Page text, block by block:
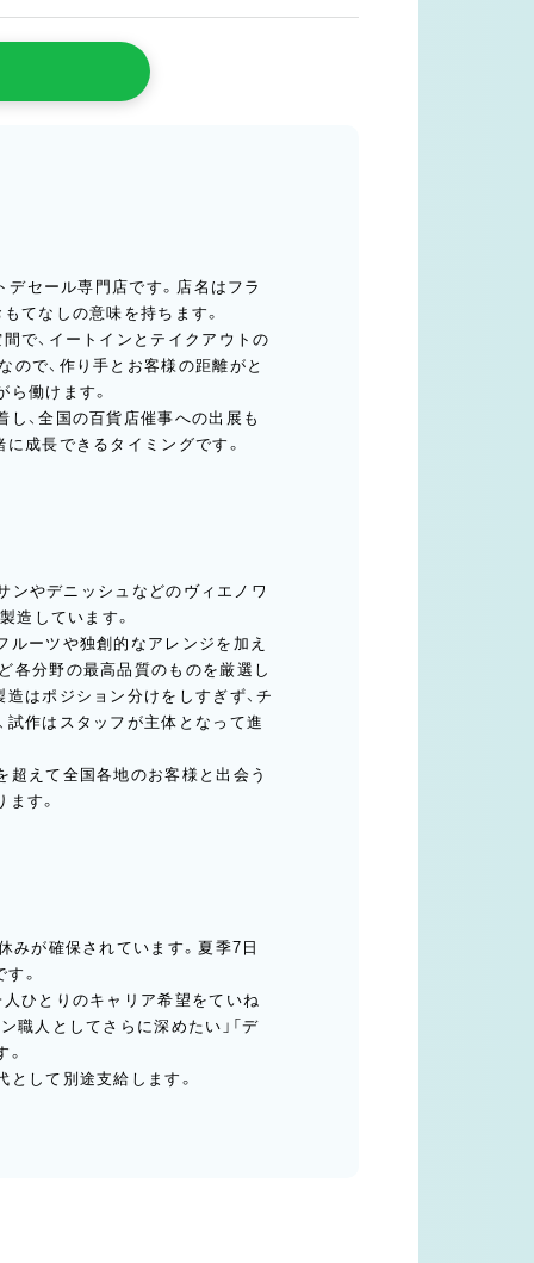
セール専門店です。店名はフラ
てなしの意味を持ちます。
で、イートインとテイクアウトの
で、作り手とお客様の距離がと
働けます。
、全国の百貨店催事への出展も
成長できるタイミングです。
ンやデニッシュなどのヴィエノワ
造しています。
ルーツや独創的なアレンジを加え
各分野の最高品質のものを厳選し
はポジション分けをしすぎず、チ
試作はスタッフが主体となって進
超えて全国各地のお客様と出会う
す。
みが確保されています。夏季7日
。
ひとりのキャリア希望をていね
職人としてさらに深めたい」「デ
して別途支給します。